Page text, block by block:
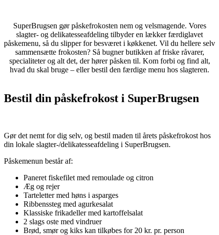
SuperBrugsen gør påskefrokosten nem og velsmagende. Vores
slagter- og delikatesseafdeling tilbyder en lækker færdiglavet
påskemenu, så du slipper for besværet i køkkenet. Vil du hellere selv
sammensætte frokosten? Så bugner butikken af friske råvarer,
specialiteter og alt det, der hører påsken til. Kom forbi og find alt,
hvad du skal bruge – eller bestil den færdige menu hos slagteren.
Bestil din påskefrokost i SuperBrugsen
Gør det nemt for dig selv, og bestil maden til årets påskefrokost hos
din lokale slagter-/delikatesseafdeling i SuperBrugsen.
Påskemenun består af:
Paneret fiskefilet med remoulade og citron
Æg og rejer
Tarteletter med høns i asparges
Ribbenssteg med agurkesalat
Klassiske frikadeller med kartoffelsalat
2 slags oste med vindruer
Brød, smør og kiks kan tilkøbes for 20 kr. pr. person